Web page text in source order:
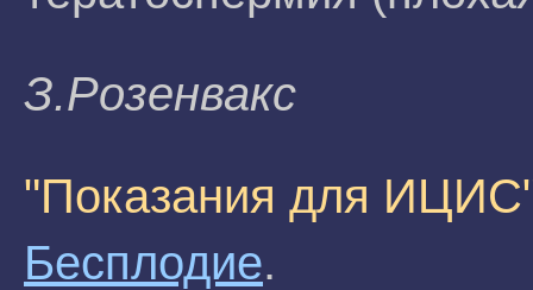
З.Розенвакс
"Показания для
Бесплодие.